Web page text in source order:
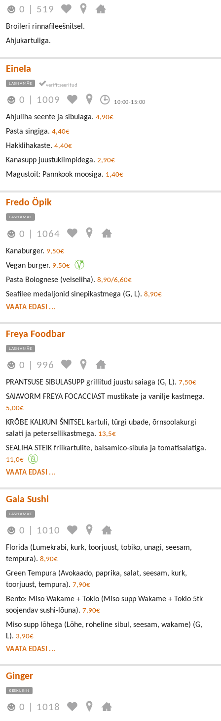
0 519
Broileri rinnafileešnitsel.
Ahjukartuliga.
Einela
LASNAMÄE
0 1009 10:00-15:00
Ahjuliha seente ja sibulaga. 4,90€
Pasta singiga. 4,40€
Hakklihakaste. 4,40€
Kanasupp juustuklimpidega. 2,90€
Magustoit: Pannkook moosiga. 1,40€
Fredo Öpik
LASNAMÄE
0 1064
Kanaburger. 9,50€
Vegan burger. 9,50€
Pasta Bolognese (veiseliha). 8,90/6,60€
Seafilee medaljonid sinepikastmega (G, L). 8,90€
VAATA EDASI ...
Freya Foodbar
LASNAMÄE
0 996
PRANTSUSE SIBULASUPP grillitud juustu saiaga (G, L). 7,50€
SAIAVORM FREYA FOCACCIAST mustikate ja vanilje kastmega.
5,00€
KRÕBE KALKUNI ŠNITSEL kartuli, türgi ubade, õrnsoolakurgi
salati ja petersellikastmega. 13,5€
SEALIHA STEIK friikartulite, balsamico-sibula ja tomatisalatiga.
11,0€
VAATA EDASI ...
Gala Sushi
LASNAMÄE
0 1010
Florida (Lumekrabi, kurk, toorjuust, tobiko, unagi, seesam,
tempura). 8,90€
Green Tempura (Avokaado, paprika, salat, seesam, kurk,
toorjuust, tempura). 7,90€
Bento: Miso Wakame + Tokio (Miso supp Wakame + Tokio 5tk
soojendav sushi-lõuna). 7,90€
Miso supp lõhega (Lõhe, roheline sibul, seesam, wakame) (G,
L). 3,90€
VAATA EDASI ...
Ginger
KESKLINN
0 1018